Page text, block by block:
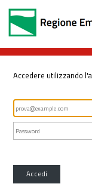
Accedere utilizzando
Accedi